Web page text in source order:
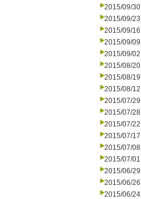
2015/09/30
2015/09/23
2015/09/16
2015/09/09
2015/09/02
2015/08/20
2015/08/19
2015/08/12
2015/07/29
2015/07/28
2015/07/22
2015/07/17
2015/07/08
2015/07/01
2015/06/29
2015/06/26
2015/06/24